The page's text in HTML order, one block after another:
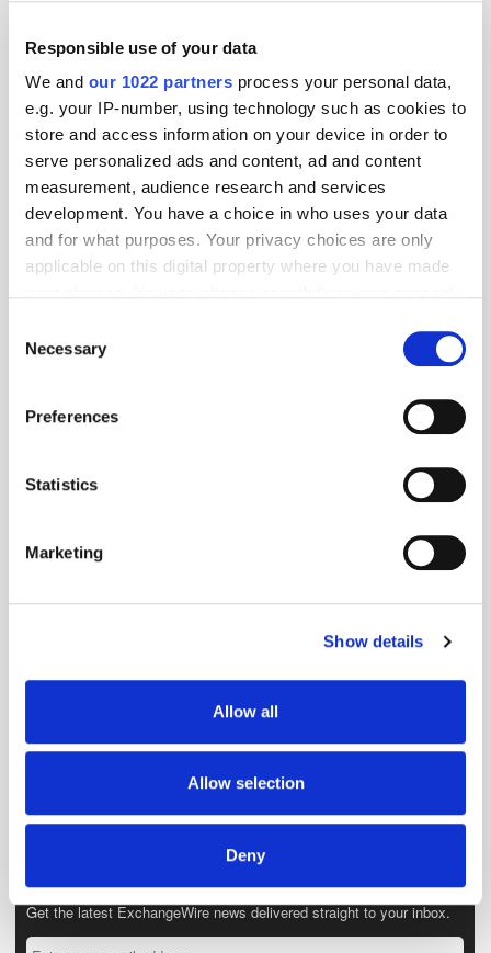
Responsible use of your data
We and our 1022 partners process your personal data,
e.g. your IP-number, using technology such as cookies to
store and access information on your device in order to
serve personalized ads and content, ad and content
measurement, audience research and services
development. You have a choice in who uses your data
and for what purposes. Your privacy choices are only
applicable on this digital property where you have made
the Privacy trigger icon.
Collect information about your geographical
meters
Identify your device by actively scanning it for
Find out more about how your personal data is processed
We use cookies to personalise content and ads, to
our social media, advertising and analytics partners who
may combine it with other information that you’ve
provided to them or that they’ve collected from your use
Selection
Necessary
Preferences
Statistics
Marketing
Show details
Allow all
Allow selection
Deny
setzen.“
Ogury
Ogury is a global ad tech company powered by Persona
Intelligence, its proprietary technology that enables brands and
agencies to activate consistent persona-based strategies across
channels and drive measurable brand outcomes. Founded in 2014,
Ogur...
Get the latest ExchangeWire news delivered straight to your inbox.